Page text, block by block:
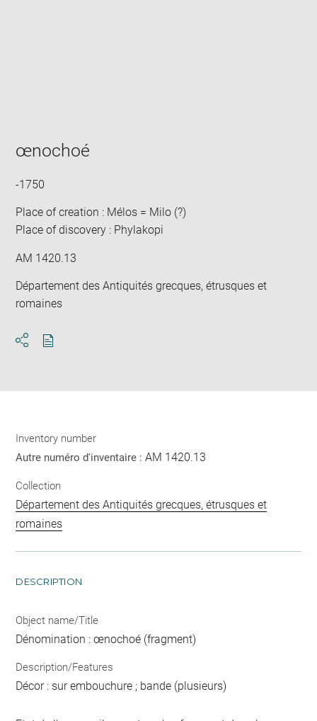
œnochoé
-1750
Place of creation : Mélos = Milo (?)
Place of discovery : Phylakopi
AM 1420.13
Département des Antiquités grecques, étrusques et
romaines
Inventory number
Autre numéro d'inventaire :AM 1420.13
Collection
Département des Antiquités grecques, étrusques et
romaines
DESCRIPTION
Object name/Title
Dénomination : œnochoé (fragment)
Description/Features
Décor : sur embouchure ; bande (plusieurs)